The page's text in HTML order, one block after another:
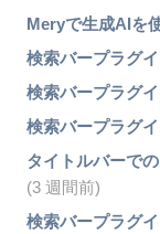
Meryで生成AIを
検索バープラグ
検索バープラグ
検索バープラグ
タイトルバーで
(3 週間前)
検索バープラグ